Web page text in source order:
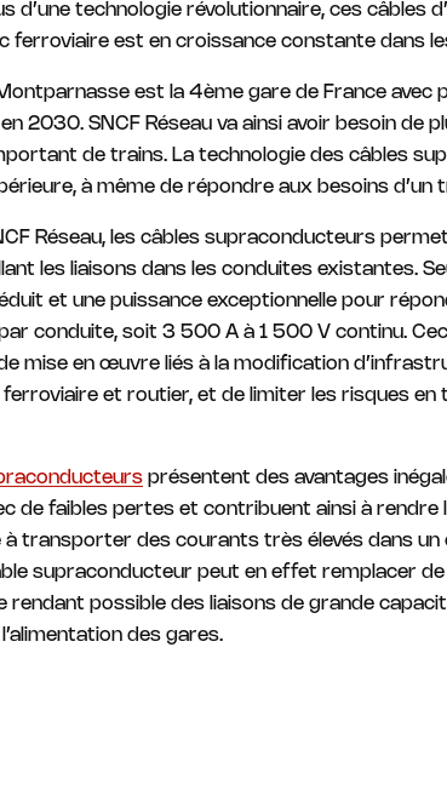
d’une technologie révolutionnaire, ces câbles
ferroviaire est en croissance constante dans
est la 4ème gare de France avec
2030. SNCF Réseau va ainsi avoir besoin de
de trains. La technologie des câbles
à même de répondre aux besoins
Réseau, les câbles supraconducteurs
les liaisons dans les conduites existantes.
et une puissance exceptionnelle pour
conduite, soit 3 500 A à 1 500 V continu.
mise en œuvre liés à la modification
et routier, et de limiter les risques en
présentent des avantages
de faibles pertes et contribuent ainsi à
transporter des courants très élevés dans
supraconducteur peut en effet remplacer
rendant possible des liaisons de grande
des gares.